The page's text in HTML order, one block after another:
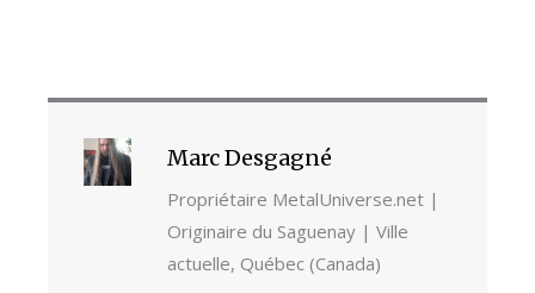
Marc Desgagné
Propriétaire MetalUniverse.net |
Originaire du Saguenay | Ville
actuelle, Québec (Canada)